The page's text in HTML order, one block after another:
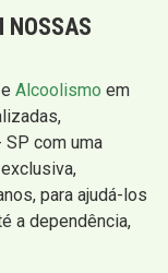
NOSSAS
e Alcoolismo em
com uma
para ajudá-los
a dependência,